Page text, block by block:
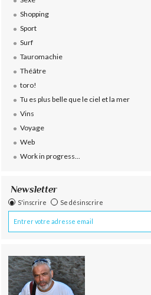
Shopping
Sport
Surf
Tauromachie
Théâtre
toro!
Tu es plus belle que le ciel et la mer
Vins
Voyage
Web
Work in progress...
Newsletter
S'inscrire Se désinscrire